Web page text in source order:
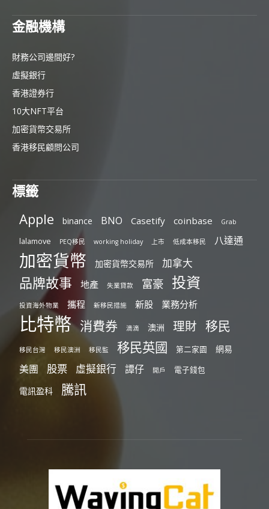
金融機構
財務公司邊間好?
虛擬銀行
香港證券行
10大NFT平台
加密貨幣交易所
香港移民顧問公司
標籤
Apple binance BNO Casetify coinbase Grab
lalamove PEQ移民 working holiday 上市 低成本移民 八達通
加密貨幣 加密貨幣交易所 加拿大
品牌故事 地產 失業貸款 富豪 投資
投資海外物業 攜程 新移民措施 新股 業務分析
比特幣 消費券 滴滴 澳洲 理財 移民
移民台灣 移民澳洲 移民監 移民英國 第二家園 網易
美團 股票 虛擬銀行 譚仔 開戶 電子錢包
電訊盈科 騰訊